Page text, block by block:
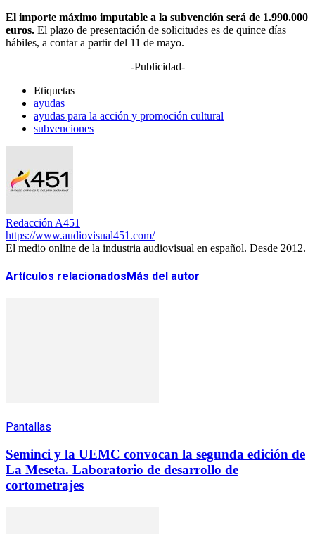
El importe máximo imputable a la subvención será de 1.990.000
euros. El plazo de presentación de solicitudes es de quince días
hábiles, a contar a partir del 11 de mayo.
-Publicidad-
Etiquetas
ayudas
ayudas para la acción y promoción cultural
subvenciones
Redacción A451
https://www.audiovisual451.com/
El medio online de la industria audiovisual en español. Desde 2012.
Artículos relacionadosMás del autor
Pantallas
Seminci y la UEMC convocan la segunda edición de
La Meseta. Laboratorio de desarrollo de
cortometrajes